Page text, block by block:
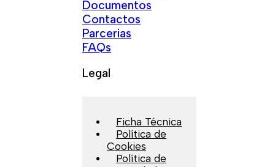
Documentos
Contactos
Parcerias
FAQs
Legal
Ficha Técnica
Política de
Cookies
Política de